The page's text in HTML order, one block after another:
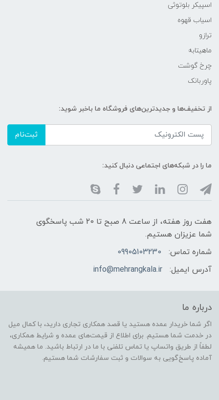
اسپیکر بلوتوثی
اسیاب قهوه
ترازو
ماهیتابه
چرخ گوشت
پاوربانک
از تخفیف‌ها و جدیدترین‌های فروشگاه ما باخبر شوید:
ثبت‌نام
ما را در شبکه‌های اجتماعی دنبال کنید:
هفت روز هفته، از ساعت 8 صبح تا 20 شب پاسخگوی
شما عزیزان هستیم.
شماره تماس:
09905103230
آدرس ایمیل:
info@mehrangkala.ir
درباره ما
اگر شما خریدار عمده هستید یا قصد همکاری تجاری دارید، با کمال میل
در خدمت شما هستیم. برای اطلاع از قیمت‌های عمده و شرایط همکاری،
لطفاً از طریق واتساپ یا تماس تلفنی با ما در ارتباط باشید. ما همیشه
آماده پاسخ‌گویی به سوالات و ثبت سفارشات شما هستیم.